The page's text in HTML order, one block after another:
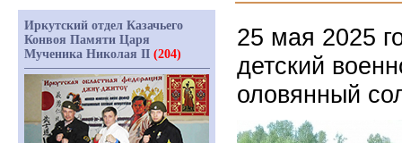
25 мая 2025
детский
оловянный
Иркутский отдел Казачьего
Конвоя Памяти Царя
Мученика Николая II (204)